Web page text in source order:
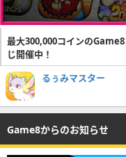
最大300,000コインの
じ開催中！
るぅみマスター
Game8からのお知らせ